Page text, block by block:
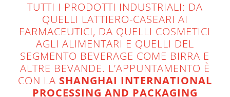
TUTTI I PRODOTTI INDUSTRIALI: DA
QUELLI LATTIERO-CASEARI AI
FARMACEUTICI, DA QUELLI COSMETICI
AGLI ALIMENTARI E QUELLI DEL
SEGMENTO BEVERAGE COME BIRRA E
ALTRE BEVANDE. L’APPUNTAMENTO È
CON LA SHANGHAI INTERNATIONAL
PROCESSING AND PACKAGING